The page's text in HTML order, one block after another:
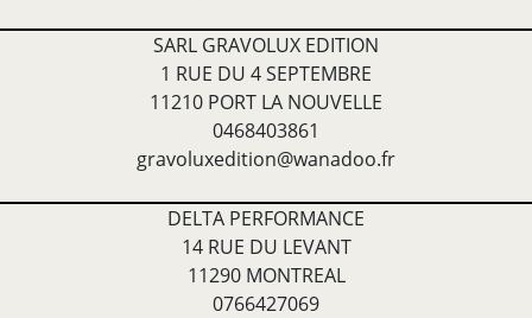
SARL GRAVOLUX EDITION
1 RUE DU 4 SEPTEMBRE
11210 PORT LA NOUVELLE
0468403861
gravoluxedition@wanadoo.fr
DELTA PERFORMANCE
14 RUE DU LEVANT
11290 MONTREAL
0766427069